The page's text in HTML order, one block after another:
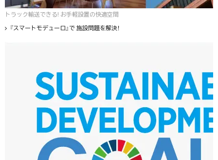
トラック輸送できる! お手軽設置の快適空間
『スマートモデューロ』で 施設問題を解決！